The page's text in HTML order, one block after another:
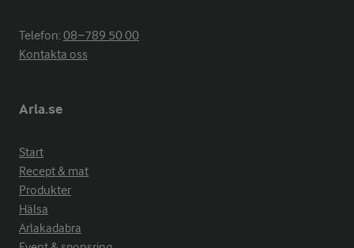
Telefon:08−789 50 00
Kontakta oss
Arla.se
Start
Recept & mat
Produkter
Hälsa
Arlakadabra